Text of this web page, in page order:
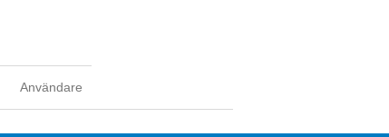
Användare